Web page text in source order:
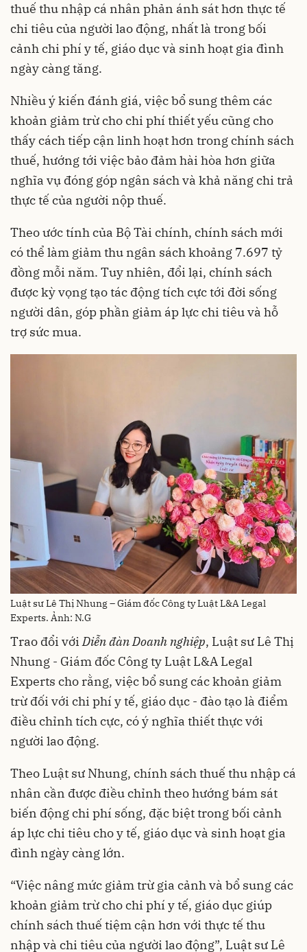
thuế thu nhập cá nhân phản ánh sát hơn thực tế
chi tiêu của người lao động, nhất là trong bối
cảnh chi phí y tế, giáo dục và sinh hoạt gia đình
ngày càng tăng.
Nhiều ý kiến đánh giá, việc bổ sung thêm các
khoản giảm trừ cho chi phí thiết yếu cũng cho
thấy cách tiếp cận linh hoạt hơn trong chính sách
thuế, hướng tới việc bảo đảm hài hòa hơn giữa
nghĩa vụ đóng góp ngân sách và khả năng chi trả
thực tế của người nộp thuế.
Theo ước tính của Bộ Tài chính, chính sách mới
có thể làm giảm thu ngân sách khoảng 7.697 tỷ
đồng mỗi năm. Tuy nhiên, đổi lại, chính sách
được kỳ vọng tạo tác động tích cực tới đời sống
người dân, góp phần giảm áp lực chi tiêu và hỗ
trợ sức mua.
Luật sư Lê Thị Nhung – Giám đốc Công ty Luật L&A Legal
Experts. Ảnh: N.G
Trao đổi vớiDiễn đàn Doanh nghiệp, Luật sư Lê Thị
Nhung - Giám đốc Công ty Luật L&A Legal
Experts cho rằng, việc bổ sung các khoản giảm
trừ đối với chi phí y tế, giáo dục - đào tạo là điểm
điều chỉnh tích cực, có ý nghĩa thiết thực với
người lao động.
Theo Luật sư Nhung, chính sách thuế thu nhập cá
nhân cần được điều chỉnh theo hướng bám sát
biến động chi phí sống, đặc biệt trong bối cảnh
áp lực chi tiêu cho y tế, giáo dục và sinh hoạt gia
đình ngày càng lớn.
“Việc nâng mức giảm trừ gia cảnh và bổ sung các
khoản giảm trừ cho chi phí y tế, giáo dục giúp
chính sách thuế tiệm cận hơn với thực tế thu
nhập và chi tiêu của người lao động”, Luật sư Lê